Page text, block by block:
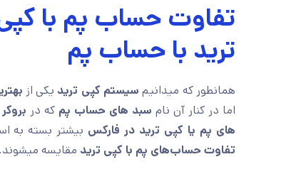
تفاوت حساب پم با
ترید با حساب پم
همانطور که میدانیم سیستم کپی ترید یکی از
اما در کنار آن نام سبد های حساب پم که در
های پم یا کپی ترید در فارکس بیشتر بسته به
تفاوت حساب‌های پم با کپی ترید مقایسه میشوند.